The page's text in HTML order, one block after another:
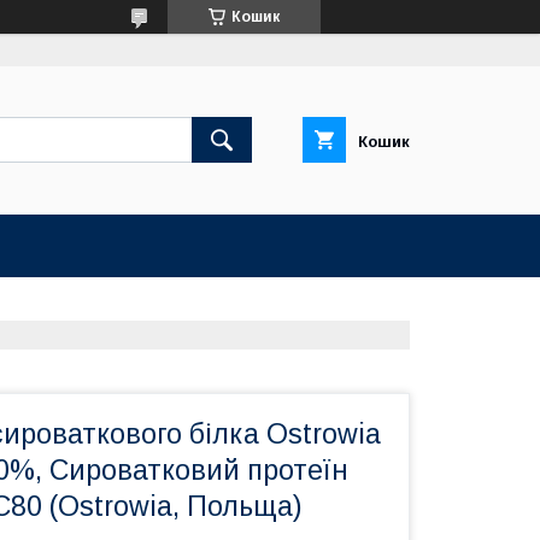
Кошик
Кошик
білка Ostrowia
Сироватковий протеїн
(Ostrowia, Польща)